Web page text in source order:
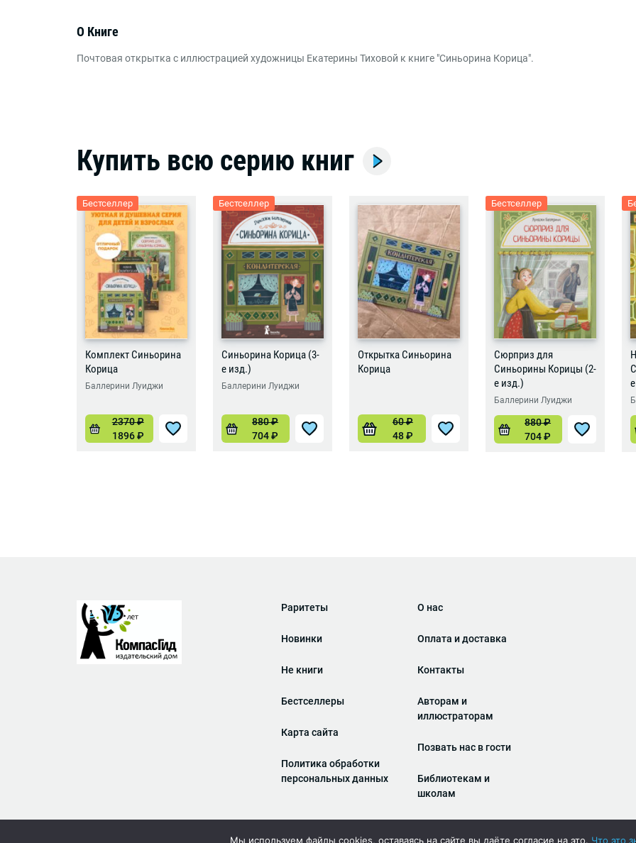
О Книге
Почтовая открытка с иллюстрацией художницы Екатерины Тиховой к книге "Синьорина Корица".
Купить всю серию книг
Бестселлер
Комплект Синьорина
Корица
Баллерини Луиджи
2370₽
1896₽
Бестселлер
Синьорина Корица (3-
е изд.)
Баллерини Луиджи
880₽
704₽
Открытка Синьорина
Корица
60₽
48₽
Бестселлер
Сюрприз для
Синьорины Корицы (2-
е изд.)
Баллерини Луиджи
880₽
704₽
Раритеты
Новинки
Не книги
Бестселлеры
Карта сайта
Политика обработки
персональных данных
О нас
Оплата и доставка
Контакты
Авторам и
иллюстраторам
Позвать нас в гости
Библиотекам и
школам
Мы используем файлы cookies, оставаясь на сайте вы даёте согласие на это. Что это